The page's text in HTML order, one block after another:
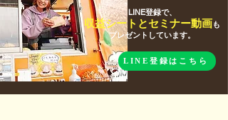
LINE登録で、
収益シートとセミナー動画も
プレゼントしています。
LINE登録はコチラ
LINE登録はこちら